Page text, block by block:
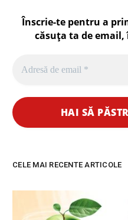
Înscrie-te pentru a
căsuța ta de email,
CELE MAI RECENTE ARTICOLE